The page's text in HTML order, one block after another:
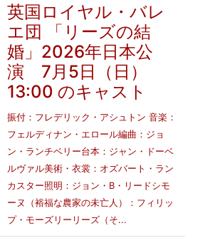
英国ロイヤル・バレ
エ団 「リーズの結
婚」2026年日本公
演 7月5日（日）
13:00 のキャスト
振付：フレデリック・アシュトン 音楽：
フェルディナン・エロール編曲：ジョ
ン・ランチベリー台本：ジャン・ドーベ
ルヴァル美術・衣裳：オズバート・ラン
カスター照明：ジョン・B・リードシモ
ーヌ（裕福な農家の未亡人）：フィリッ
プ・モーズリーリーズ（そ...